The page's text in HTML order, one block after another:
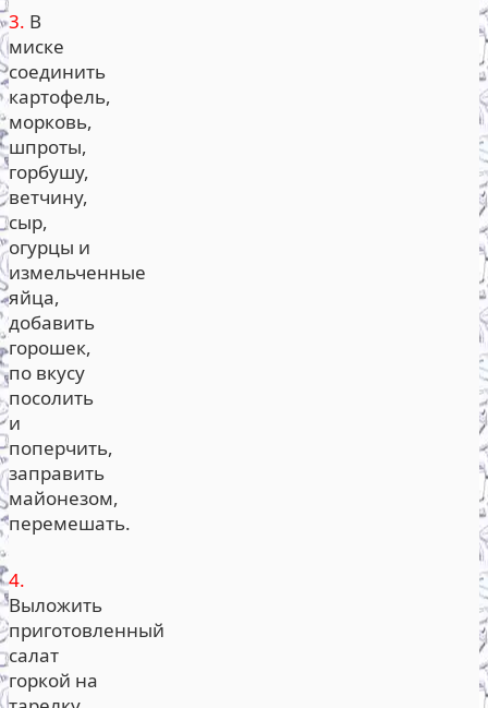
3. В
миске
соединить
картофель,
морковь,
шпроты,
горбушу,
ветчину,
сыр,
огурцы и
измельченные
яйца,
добавить
горошек,
по вкусу
посолить
и
поперчить,
заправить
майонезом,
перемешать.
4.
Выложить
приготовленный
салат
горкой на